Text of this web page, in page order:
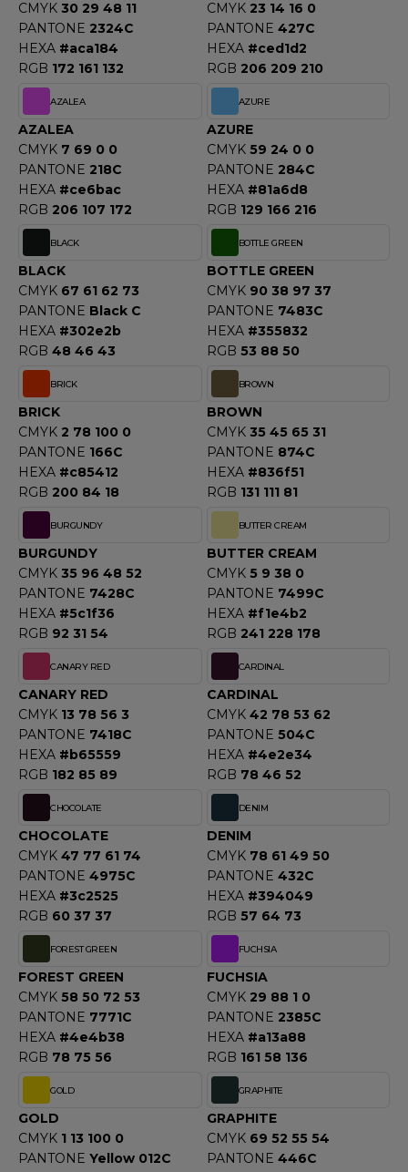
GEN
MORNING STUDIOS
SEGURIDAD
DUICK
TEXTILE
LEWIS
ATHLETIC®
ATHLETIC® COLLECTION
ETIQUETTE
CLOTHING
DENIM
CMYK 30 29 48 11
PANTONE 2324C
HEXA #aca184
RGB 172 161 132
CMYK 23 14 16 0
PANTONE 427C
HEXA #ced1d2
RGB 206 209 210
AZALEA
AZALEA
CMYK 7 69 0 0
PANTONE 218C
HEXA #ce6bac
RGB 206 107 172
AZURE
AZURE
CMYK 59 24 0 0
PANTONE 284C
HEXA #81a6d8
RGB 129 166 216
BLACK
BLACK
CMYK 67 61 62 73
PANTONE Black C
HEXA #302e2b
RGB 48 46 43
BOTTLE GREEN
BOTTLE GREEN
CMYK 90 38 97 37
PANTONE 7483C
HEXA #355832
RGB 53 88 50
BRICK
BRICK
CMYK 2 78 100 0
PANTONE 166C
HEXA #c85412
RGB 200 84 18
BROWN
BROWN
CMYK 35 45 65 31
PANTONE 874C
HEXA #836f51
RGB 131 111 81
BURGUNDY
BURGUNDY
CMYK 35 96 48 52
PANTONE 7428C
HEXA #5c1f36
RGB 92 31 54
BUTTER CREAM
BUTTER CREAM
CMYK 5 9 38 0
PANTONE 7499C
HEXA #f1e4b2
RGB 241 228 178
CANARY RED
CANARY RED
CMYK 13 78 56 3
PANTONE 7418C
HEXA #b65559
RGB 182 85 89
CARDINAL
CARDINAL
CMYK 42 78 53 62
PANTONE 504C
HEXA #4e2e34
RGB 78 46 52
CHOCOLATE
CHOCOLATE
CMYK 47 77 61 74
PANTONE 4975C
HEXA #3c2525
RGB 60 37 37
DENIM
DENIM
CMYK 78 61 49 50
PANTONE 432C
HEXA #394049
RGB 57 64 73
FOREST GREEN
FOREST GREEN
CMYK 58 50 72 53
PANTONE 7771C
HEXA #4e4b38
RGB 78 75 56
FUCHSIA
FUCHSIA
CMYK 29 88 1 0
PANTONE 2385C
HEXA #a13a88
RGB 161 58 136
GOLD
GOLD
CMYK 1 13 100 0
PANTONE Yellow 012C
GRAPHITE
GRAPHITE
CMYK 69 52 55 54
PANTONE 446C